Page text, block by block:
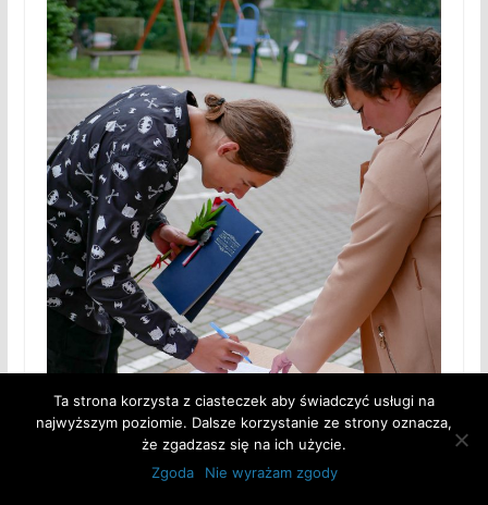
Ta strona korzysta z ciasteczek aby świadczyć usługi na
najwyższym poziomie. Dalsze korzystanie ze strony oznacza,
że zgadzasz się na ich użycie.
Zgoda
Nie wyrażam zgody